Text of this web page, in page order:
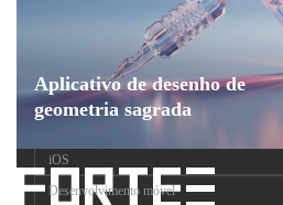
Aplicativo de desenho de
geometria sagrada
iOS
Desenvolvimento móvel